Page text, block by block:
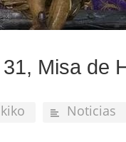
Misa de
kiko Noticias